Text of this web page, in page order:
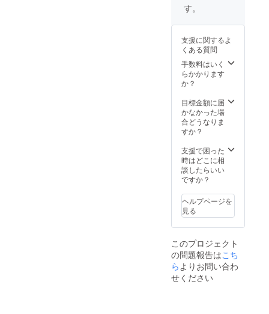
す。
支援に関するよ
くある質問
手数料はいく
らかかります
か？
目標金額に届
かなかった場
合どうなりま
すか？
支援で困った
時はどこに相
談したらいい
ですか？
ヘルプページを
見る
このプロジェクト
の問題報告はこち
らよりお問い合わ
せください